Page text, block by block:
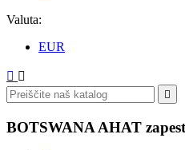
Valuta:
EUR
 

BOTSWANA AHAT